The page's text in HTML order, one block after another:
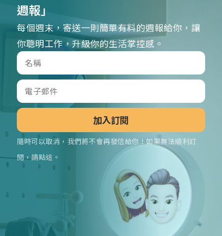
週報」
每個週末，寄送一則簡單有料的週報給你，讓
你聰明工作，升級你的生活掌控感。
加入訂閱
隨時可以取消，我們將不會再發信給你！如果無法順利訂
閱，請點這。